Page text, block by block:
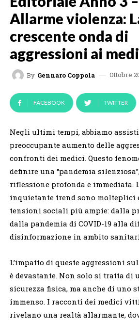
Allarme violenza:
crescente onda di
aggressioni ai
By Gennaro Coppola Ottobre
FACEBOOK TWITTER
Negli ultimi tempi, abbiamo
preoccupante aumento delle
confronti dei medici. Questo
definire una “pandemia
riflessione profonda e immediata.
inquietante trend sono molteplici
tensioni sociali più ampie: dalla
dalla pandemia di COVID-19 alla
disinformazione in ambito
L’impatto di queste aggressioni
è devastante. Non solo si tratta di
sicurezza fisica, ma anche di uno
immenso. I racconti dei medici
rivelano una realtà allarmante,